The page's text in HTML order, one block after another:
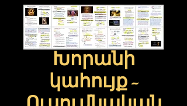
Խորանի
կահույք -